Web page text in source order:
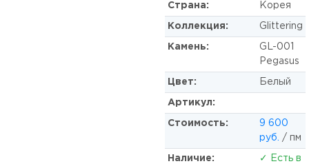
Страна: Корея
Коллекция: Glittering
Камень:
GL-001
Pegasus
Цвет: Белый
Артикул:
Стоимость:
9 600
руб.
/ пм
Наличие:
✓ Есть в